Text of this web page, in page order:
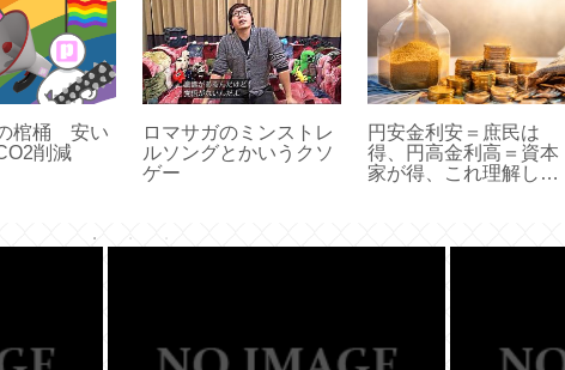
棺桶 安い
削減
ロマサガのミンストレ
ルソングとかいうクソ
ゲー
円安金利安＝庶民は
得、円高金利高＝資本
家が得、これ理解して